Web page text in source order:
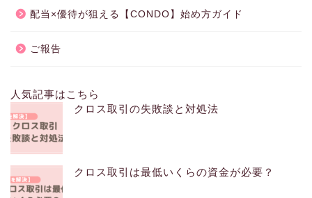
配当×優待が狙える【CONDO】始め方ガイド
ご報告
人気記事はこちら
クロス取引の失敗談と対処法
クロス取引は最低いくらの資金が必要？